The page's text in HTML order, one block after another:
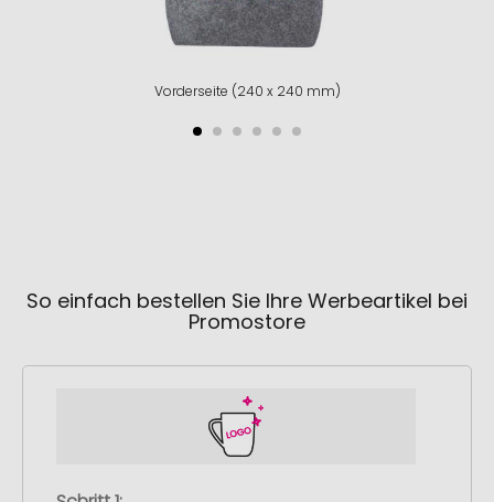
Vorderseite (240 x 240 mm)
So einfach bestellen Sie Ihre Werbeartikel bei
Promostore